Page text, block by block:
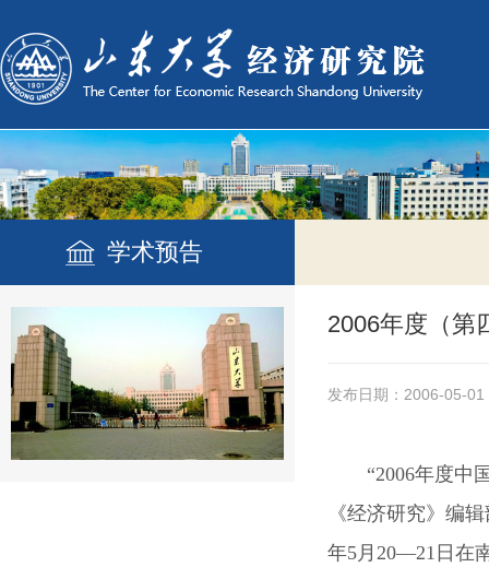
学术预告
2006年度（第
发布日期：2006-05-01
“2006年度中
《经济研究》编
年5月20—21日在